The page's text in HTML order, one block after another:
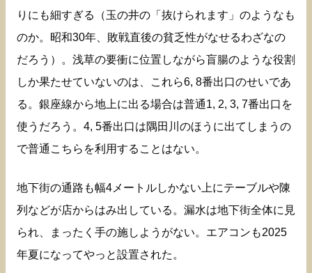
りにも細すぎる（玉の井の「抜けられます」のようなも
のか。昭和30年、敗戦直後の貧乏性がなせるわざなの
だろう）。浅草の要衝に位置しながら盲腸のような役割
しか果たせていないのは、これら6, 8番出口のせいであ
る。銀座線から地上に出る場合は普通1, 2, 3, 7番出口を
使うだろう。4, 5番出口は隅田川のほうに出てしまうの
で普通こちらを利用することはない。
地下街の通路も幅4メートルしかない上にテーブルや陳
列などが店からはみ出している。漏水は地下街全体に見
られ、まったく手の施しようがない。エアコンも2025
年夏になってやっと設置された。